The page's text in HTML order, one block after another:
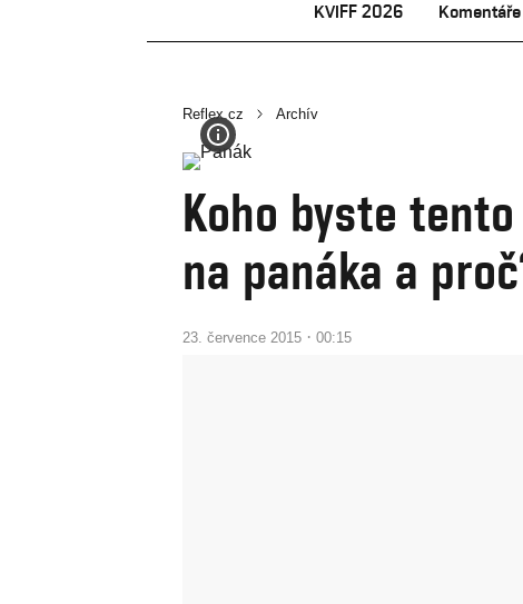
KVIFF 2026 Komentáře
Reflex.cz Archív
Koho byste
na panáka a
23. července 2015 · 00:15